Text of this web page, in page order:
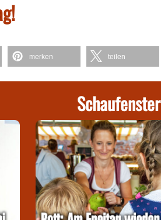
merken teilen
Schaufenster